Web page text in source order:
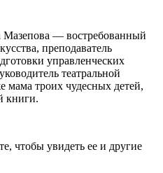
— востребованный
преподаватель
управленческих
театральной
троих чудесных детей,
книги.
чтобы увидеть ее и другие